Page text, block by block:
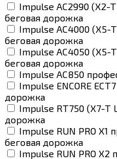
Impulse AC2990 (X2-
беговая дорожка
Impulse AC4000 (X5-
беговая дорожка
Impulse AC4050 (X5-
беговая дорожка
Impulse AC850
Impulse ENCORE
дорожка
Impulse RT750 (X7-T
дорожка
Impulse RUN PRO X1
беговая дорожка
Impulse RUN PRO X2